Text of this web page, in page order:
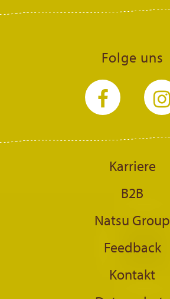
Folge uns
Karriere
B2B
Natsu Group
Feedback
Kontakt